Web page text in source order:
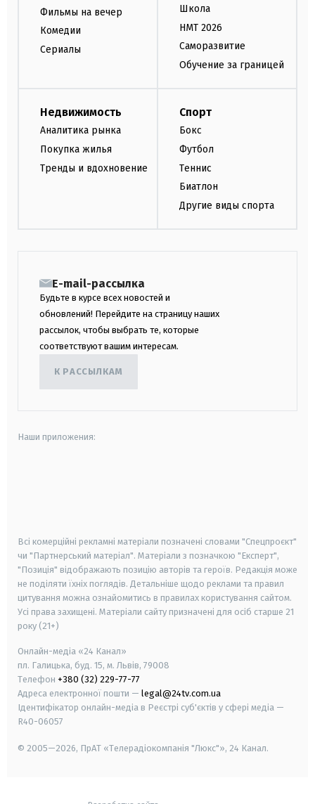
Фильмы на вечер
Комедии
Сериалы
Школа
НМТ 2026
Саморазвитие
Обучение за границей
Недвижимость
Аналитика рынка
Покупка жилья
Тренды и вдохновение
Спорт
Бокс
Футбол
Теннис
Биатлон
Другие виды спорта
E-mail-рассылка
Будьте в курсе всех новостей и
обновлений! Перейдите на страницу наших
рассылок, чтобы выбрать те, которые
соответствуют вашим интересам.
К РАССЫЛКАМ
Наши приложения:
Всі комерційні рекламні матеріали позначені словами "Спецпроєкт"
чи "Партнерський матеріал". Матеріали з позначкою "Експерт",
"Позиція" відображають позицію авторів та героїв. Редакція може
не поділяти їхніх поглядів. Детальніше щодо реклами та правил
цитування можна ознайомитись в правилах користування сайтом.
Усі права захищені. Матеріали сайту призначені для осіб старше 21
року (21+)
Онлайн-медіа «24 Канал»
пл. Галицька, буд. 15, м. Львів, 79008
Телефон +380 (32) 229-77-77
Адреса електронної пошти — legal@24tv.com.ua
Ідентифікатор онлайн-медіа в Реєстрі суб'єктів у сфері медіа —
R40-06057
© 2005—2026, ПрАТ «Телерадіокомпанія "Люкс"», 24 Канал.